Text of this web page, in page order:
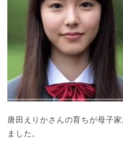
唐田えりかさんの育ちが母子
ました。